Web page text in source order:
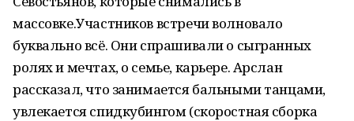
массовке.Участников встречи волновало
буквально всё. Они спрашивали о сыгранных
ролях и мечтах, о семье, карьере. Арслан
рассказал, что занимается бальными танцами,
увлекается спидкубингом (скоростная сборка